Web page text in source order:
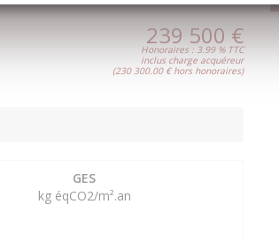
239 500 €
Honoraires : 3.99 % TTC
inclus charge acquéreur
(230 300.00 € hors honoraires)
GES
kg éqCO2/m².an